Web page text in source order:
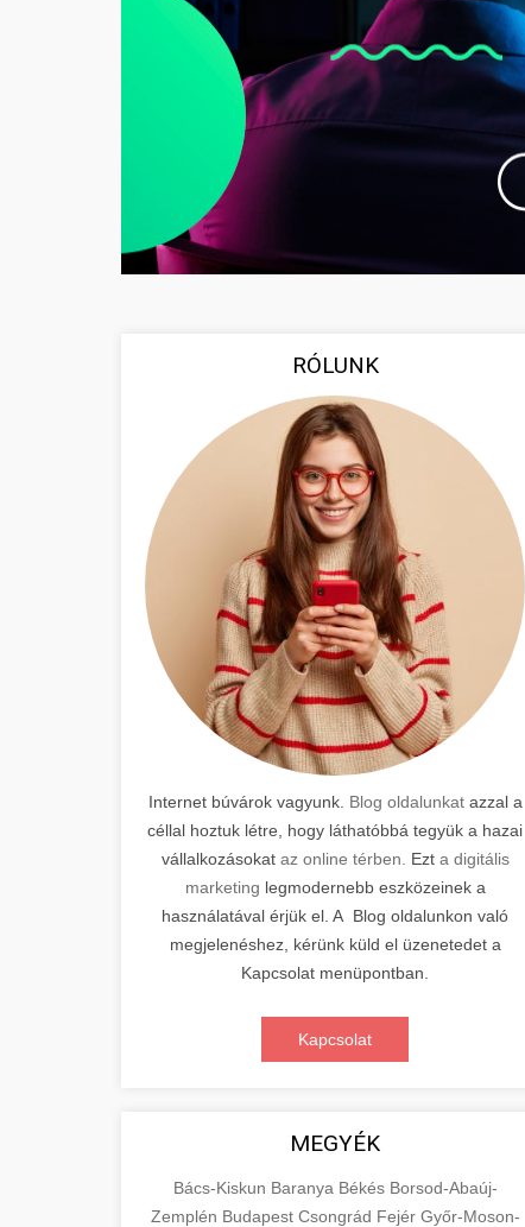
RÓLUNK
Internet búvárok vagyunk. Blog oldalunkatazzal a
céllal hoztuk létre, hogy láthatóbbá tegyük a hazai
vállalkozásokat az online térben. Ezt a digitális
marketing legmodernebb eszközeinek a
használatával érjük el. A Blog oldalunkon való
megjelenéshez, kérünk küld el üzenetedet a
Kapcsolat menüpontban.
Kapcsolat
MEGYÉK
Bács-Kiskun Baranya Békés Borsod-Abaúj-
Zemplén Budapest Csongrád Fejér Győr-Moson-